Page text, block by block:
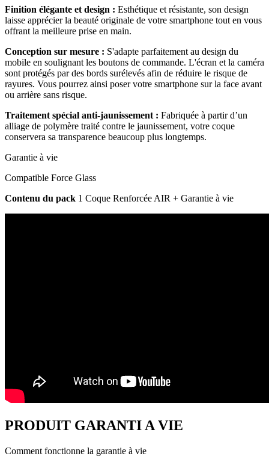
Finition élégante et design : Esthétique et résistante, son design
laisse apprécier la beauté originale de votre smartphone tout en vous
offrant la meilleure prise en main.
Conception sur mesure : S'adapte parfaitement au design du
mobile en soulignant les boutons de commande. L'écran et la caméra
sont protégés par des bords surélevés afin de réduire le risque de
rayures. Vous pourrez ainsi poser votre smartphone sur la face avant
ou arrière sans risque.
Traitement spécial anti-jaunissement : Fabriquée à partir d’un
alliage de polymère traité contre le jaunissement, votre coque
conservera sa transparence beaucoup plus longtemps.
Garantie à vie
Compatible Force Glass
Contenu du pack 1 Coque Renforcée AIR + Garantie à vie
PRODUIT GARANTI A VIE
Comment fonctionne la garantie à vie